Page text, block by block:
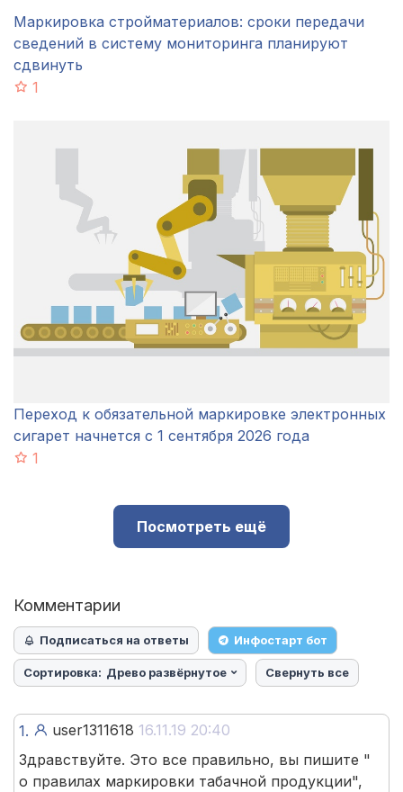
Маркировка стройматериалов: сроки передачи
сведений в систему мониторинга планируют
сдвинуть
1
Переход к обязательной маркировке электронных
сигарет начнется с 1 сентября 2026 года
1
Посмотреть ещё
Комментарии
Подписаться на ответы Инфостарт бот
Сортировка: Древо развёрнутое Свернуть все
1. user1311618 16.11.19 20:40
Здравствуйте. Это все правильно, вы пишите "
о правилах маркировки табачной продукции",